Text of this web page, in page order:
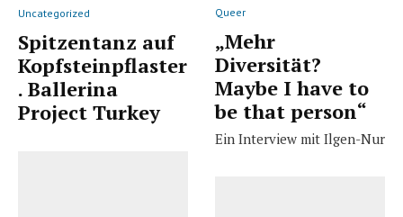
Uncategorized
Spitzentanz auf
Kopfsteinpflaster
. Ballerina
Project Turkey
Queer
„Mehr
Diversität?
Maybe I have to
be that person“
Ein Interview mit Ilgen-Nur